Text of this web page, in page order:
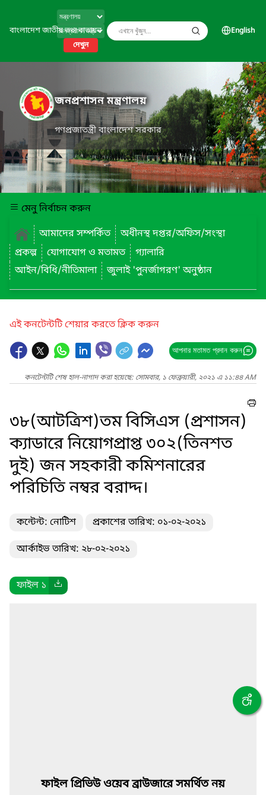
বাংলাদেশ জাতীয় তথ্য বাতায়ন
দেখুন
English
জনপ্রশাসন মন্ত্রণালয়
গণপ্রজাতন্ত্রী বাংলাদেশ সরকার
মেনু নির্বাচন করুন
আমাদের সম্পর্কিত
অধীনস্থ দপ্তর/অফিস/সংস্থা
প্রকল্প
যোগাযোগ ও মতামত
গ্যালারি
আইন/বিধি/নীতিমালা
জুলাই 'পুনর্জাগরণ' অনুষ্ঠান
এই কনটেন্টটি শেয়ার করতে ক্লিক করুন
আপনার মতামত প্রদান করুন
কনটেন্টটি শেষ হাল-নাগাদ করা হয়েছে: সোমবার, ১ ফেব্রুয়ারী, ২০২১ এ ১১:৪৪ AM
৩৮(আটত্রিশ)তম বিসিএস (প্রশাসন)
ক্যাডারে নিয়োগপ্রাপ্ত ৩০২(তিনশত
দুই) জন সহকারী কমিশনারের
পরিচিতি নম্বর বরাদ্দ।
কন্টেন্ট: নোটিশ প্রকাশের তারিখ: ০১-০২-২০২১
আর্কাইভ তারিখ: ২৮-০২-২০২১
ফাইল ১
ফাইল প্রিভিউ ওয়েব ব্রাউজারে সমর্থিত নয়